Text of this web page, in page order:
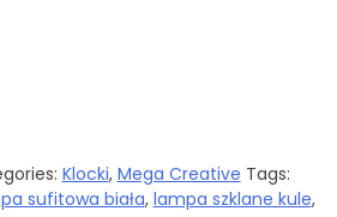
Klocki, Mega Creative Tags:
sufitowa biała, lampa szklane kule,